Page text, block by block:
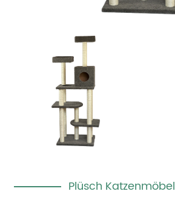
Plüsch Katzenmöbel